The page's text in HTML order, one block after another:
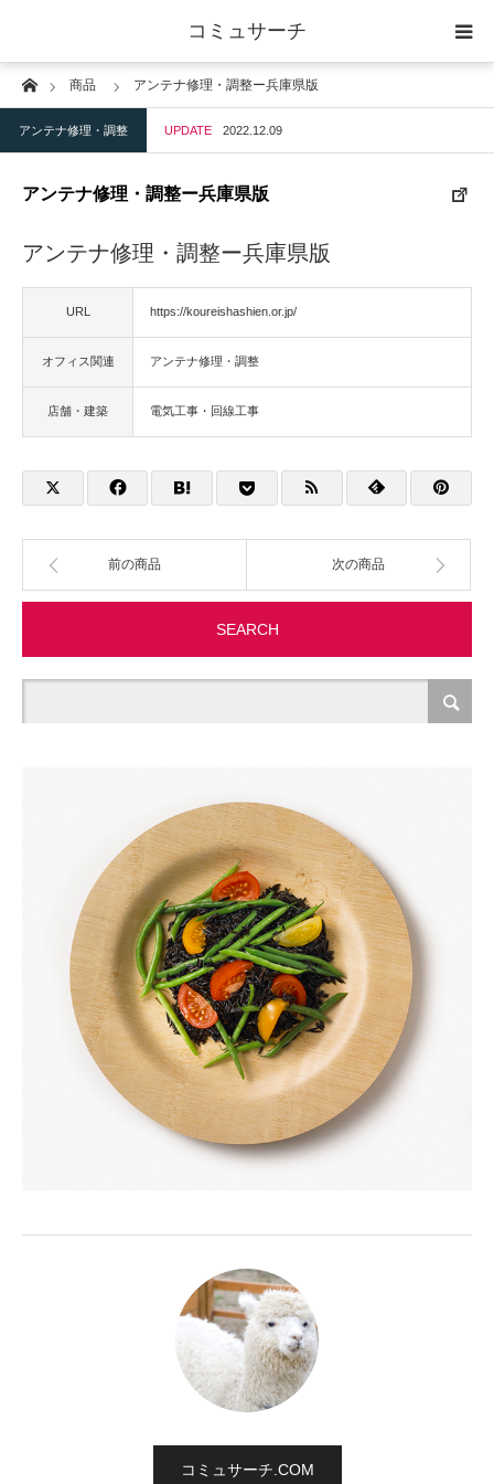
コミュサーチ
Home商品 アンテナ修理・調整ー兵庫県版
アンテナ修理・調整 UPDATE 2022.12.09
アンテナ修理・調整ー兵庫県版
アンテナ修理・調整ー兵庫県版
URL https://koureishashien.or.jp/
オフィス関連 アンテナ修理・調整
店舗・建築 電気工事・回線工事
前の商品 次の商品
SEARCH
コミュサーチ.COM
ホーム
士業
店舗・建築
物流・運送
事務